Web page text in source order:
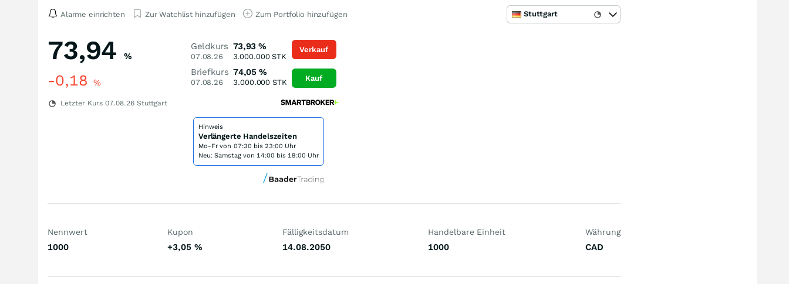
Alarme einrichten Zur Watchlist hinzufügen Zum Portfolio hinzufügen Stuttgart
73,94 %
-0,18 %
Letzter Kurs 07.08.26 Stuttgart
Geldkurs
07.08.26
73,93 %
3.000.000STK
Briefkurs
07.08.26
74,05 %
3.000.000 STK
Verkauf
Kauf
Hinweis
Verlängerte Handelszeiten
Mo-Fr von 07:30 bis 23:00 Uhr
Neu: Samstag von 14:00 bis 19:00 Uhr
Nennwert
1000
Kupon
+3,05 %
Fälligkeitsdatum
14.08.2050
Handelbare Einheit
1000
Währung
CAD